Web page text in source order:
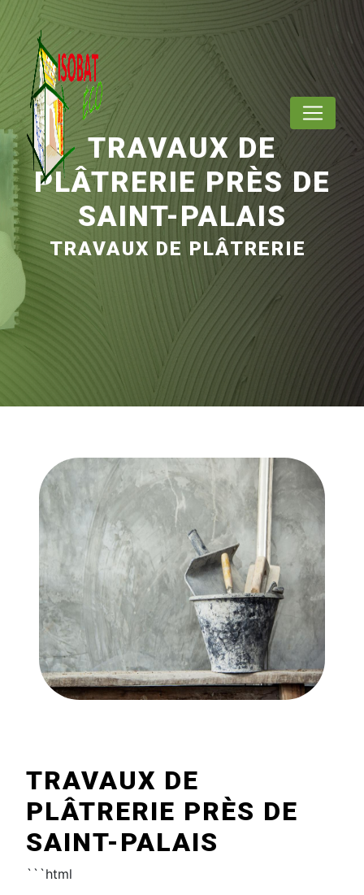
TRAVAUX DE
PLÂTRERIE PRÈS DE
SAINT-PALAIS
TRAVAUX DE PLÂTRERIE
TRAVAUX DE
PLÂTRERIE PRÈS DE
SAINT-PALAIS
```html
Panneau de gestion des cookies